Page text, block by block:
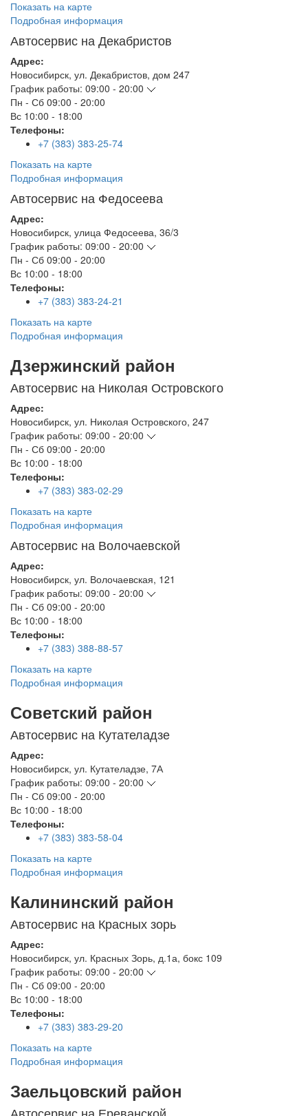
Показать на карте
Подробная информация
Автосервис на Декабристов
Адрес:
Новосибирск, ул. Декабристов, дом 247
График работы: 09:00 - 20:00
Пн - Сб 09:00 - 20:00
Вс 10:00 - 18:00
Телефоны:
+7 (383) 383-25-74
Показать на карте
Подробная информация
Автосервис на Федосеева
Адрес:
Новосибирск, улица Федосеева, 36/3
График работы: 09:00 - 20:00
Пн - Сб 09:00 - 20:00
Вс 10:00 - 18:00
Телефоны:
+7 (383) 383-24-21
Показать на карте
Подробная информация
Дзержинский район
Автосервис на Николая Островского
Адрес:
Новосибирск, ул. Николая Островского, 247
График работы: 09:00 - 20:00
Пн - Сб 09:00 - 20:00
Вс 10:00 - 18:00
Телефоны:
+7 (383) 383-02-29
Показать на карте
Подробная информация
Автосервис на Волочаевской
Адрес:
Новосибирск, ул. Волочаевская, 121
График работы: 09:00 - 20:00
Пн - Сб 09:00 - 20:00
Вс 10:00 - 18:00
Телефоны:
+7 (383) 388-88-57
Показать на карте
Подробная информация
Советский район
Автосервис на Кутателадзе
Адрес:
Новосибирск, ул. Кутателадзе, 7А
График работы: 09:00 - 20:00
Пн - Сб 09:00 - 20:00
Вс 10:00 - 18:00
Телефоны:
+7 (383) 383-58-04
Показать на карте
Подробная информация
Калининский район
Автосервис на Красных зорь
Адрес:
Новосибирск, ул. Красных Зорь, д.1а, бокс 109
График работы: 09:00 - 20:00
Пн - Сб 09:00 - 20:00
Вс 10:00 - 18:00
Телефоны:
+7 (383) 383-29-20
Показать на карте
Подробная информация
Заельцовский район